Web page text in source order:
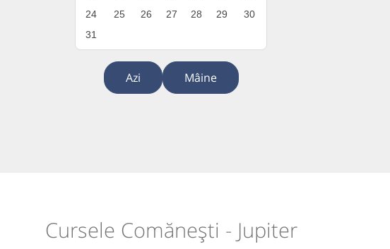
24
25 26 27 28 29
30
31
Azi Mâine
Cursele Comănești - Jupiter